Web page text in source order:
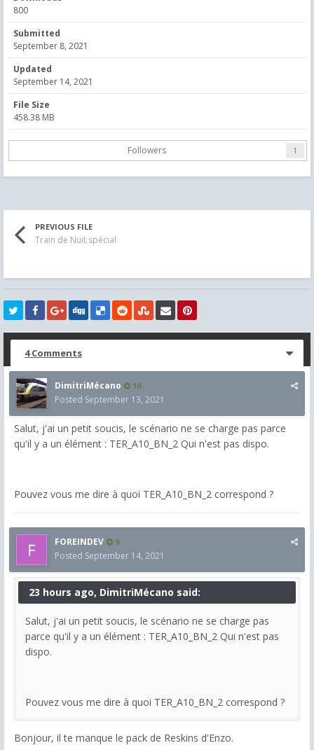
800
Submitted
September 8, 2021
Updated
September 14, 2021
File Size
458.38 MB
Followers 1
PREVIOUS FILE
Train de Nuit spécial
4 Comments
DimitriMécano 10
Posted September 13, 2021
Salut, j'ai un petit soucis, le scénario ne se charge pas parce
qu'il y a un élément : TER_A10_BN_2 Qui n'est pas dispo.
Pouvez vous me dire à quoi TER_A10_BN_2 correspond ?
FOREINDEV 9
Posted September 14, 2021
23 hours ago, DimitriMécano said:
Salut, j'ai un petit soucis, le scénario ne se charge pas
parce qu'il y a un élément : TER_A10_BN_2 Qui n'est pas
dispo.
Pouvez vous me dire à quoi TER_A10_BN_2 correspond ?
Bonjour, il te manque le pack de Reskins d'Enzo.